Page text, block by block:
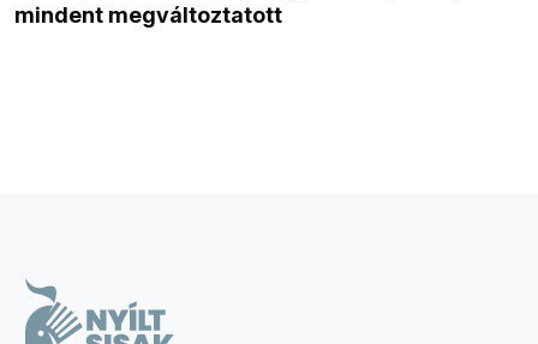
mindent megváltoztatott